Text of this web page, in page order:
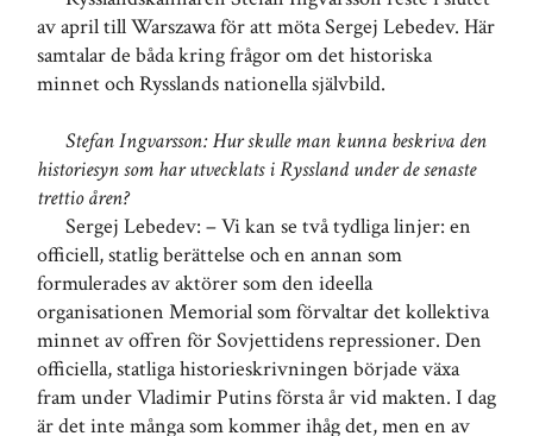
av april till Warszawa för att möta Sergej Lebedev. Här
samtalar de båda kring frågor om det historiska
minnet och Rysslands nationella självbild.
Stefan Ingvarsson: Hur skulle man kunna beskriva den
historiesyn som har utvecklats i Ryssland under de senaste
trettio åren?
Sergej Lebedev: – Vi kan se två tydliga linjer: en
officiell, statlig berättelse och en annan som
formulerades av aktörer som den ideella
organisationen Memorial som förvaltar det kollektiva
minnet av offren för Sovjettidens repressioner. Den
officiella, statliga historieskrivningen började växa
fram under Vladimir Putins första år vid makten. I dag
är det inte många som kommer ihåg det, men en av